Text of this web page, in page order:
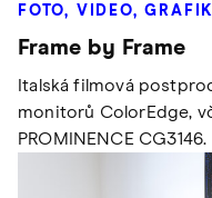
FOTO, VIDEO,
Frame by Frame
Italská filmová
monitorů ColorEdge,
PROMINENCE CG3146.